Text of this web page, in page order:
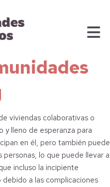
viviendas colaborativas o
y lleno de esperanza para
en él, pero también puede
lo que puede llevar a
incluso la incipiente
a las complicaciones